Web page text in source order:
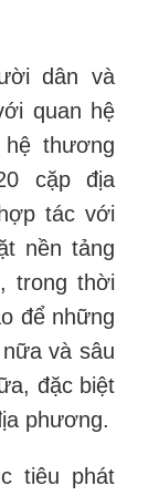
dân và
quan hệ
thương
cặp địa
tác với
nền tảng
trong thời
để những
và sâu
đặc biệt
phương.
tiêu phát